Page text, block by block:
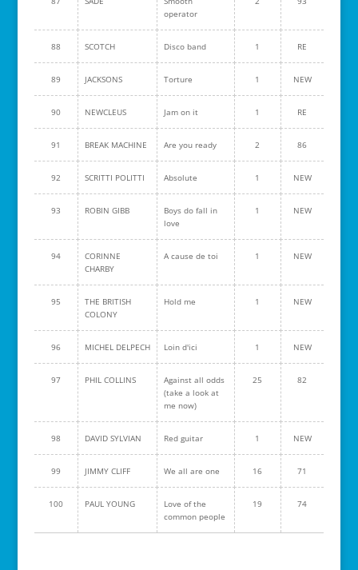
operator
88 SCOTCH Disco band 1 RE
89 JACKSONS Torture 1 NEW
90 NEWCLEUS Jam on it 1 RE
91 BREAK MACHINE Are you ready 2 86
92 SCRITTI POLITTI Absolute 1 NEW
93 ROBIN GIBB
Boys do fall in
love
1 NEW
94
CORINNE
CHARBY
A cause de toi 1 NEW
95
THE BRITISH
COLONY
Hold me 1 NEW
96 MICHEL DELPECH Loin d'ici 1 NEW
97 PHIL COLLINS
Against all odds
(take a look at
me now)
25 82
98 DAVID SYLVIAN Red guitar 1 NEW
99 JIMMY CLIFF We all are one 16 71
100 PAUL YOUNG
Love of the
common people
19 74